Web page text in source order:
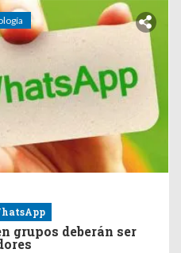
grupos deberán ser